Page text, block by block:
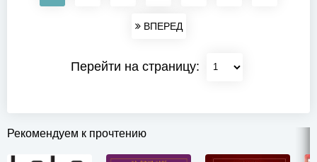
ВПЕРЕД
Перейти на страницу:
Рекомендуем к прочтению